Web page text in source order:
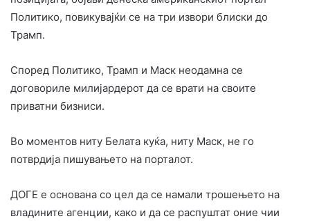
Политико, повикувајќи се на три извори блиски до
Трамп.
Според Политико, Трамп и Маск неодамна се
договориле милијардерот да се врати на своите
приватни бизниси.
Во моментов ниту Белата куќа, ниту Маск, не го
потврдија пишувањето на порталот.
ДОГЕ е основана со цел да се намали трошењето на
владините агенции, како и да се распуштат оние чии